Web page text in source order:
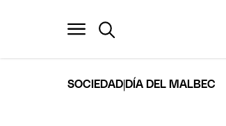
SOCIEDAD DÍA DEL MALBEC